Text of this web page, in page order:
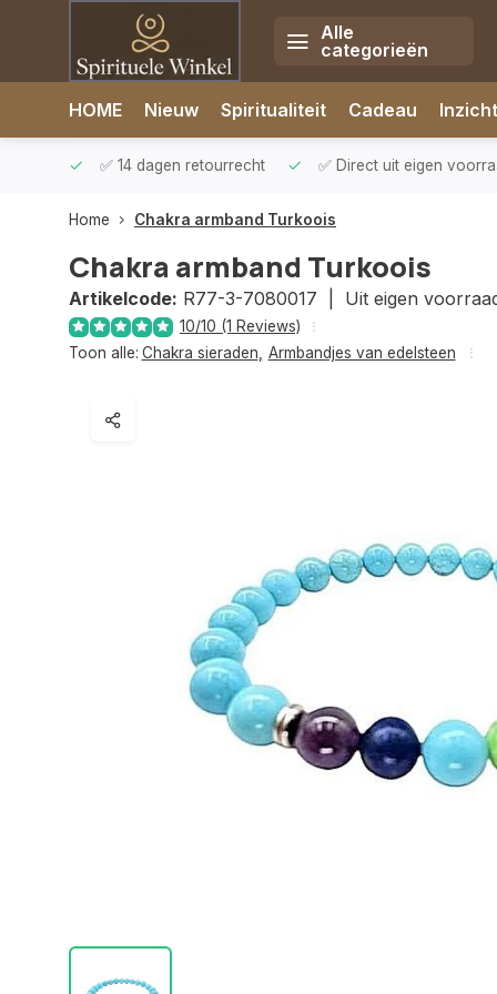
Alle
categorieën
HOME Nieuw Spiritualiteit Cadeau
✅ 14 dagen retourrecht ✅ Direct uit eigen
Home Chakra armband Turkoois
Chakra armband Turkoois
Artikelcode: R77-3-7080017 | Uit eigen
10/10 (1 Reviews)
Toon alle: Chakra sieraden Armbandjes van edelsteen